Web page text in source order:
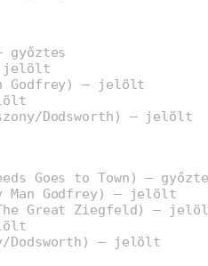
győztes
jelölt
Godfrey) – jelölt
Dodsworth) – jelölt
Goes to Town) –
Man Godfrey) – jelölt
Great Ziegfeld) –
Dodsworth) – jelölt